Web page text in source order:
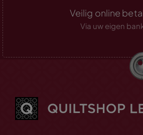
Veilig online
Via uw eigen